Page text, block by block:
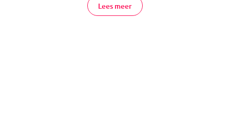
Producten van Bieco Online Bestellen
Lees meer